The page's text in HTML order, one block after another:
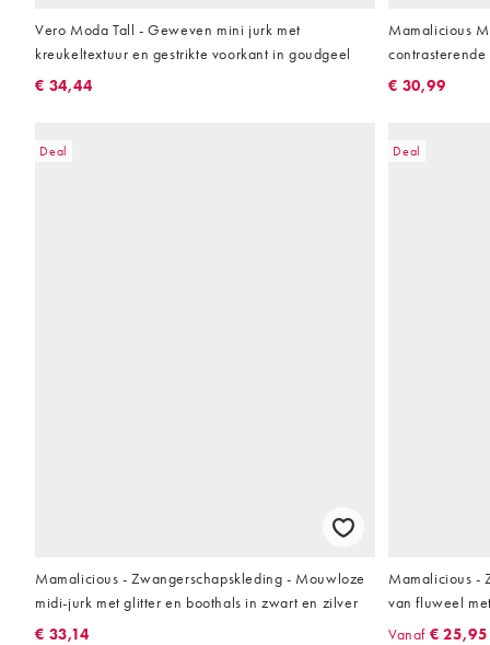
Vero Moda Tall - Geweven mini jurk met
kreukeltextuur en gestrikte voorkant in goudgeel
€ 34,44
Mamalicious
€ 30,99
Deal
Mamalicious - Zwangerschapskleding - Mouwloze
midi-jurk met glitter en boothals in zwart en zilver
€ 33,14
Deal
Mamalicious -
van fluweel
Vanaf € 25,95